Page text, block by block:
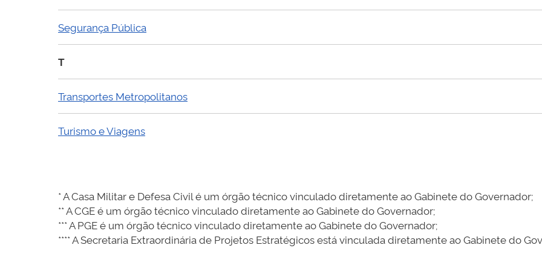
Segurança Pública
T
Transportes Metropolitanos
Turismo e Viagens
* A Casa Militar e Defesa Civil é um órgão técnico vinculado diretamente ao Gabinete do Governador;
** A CGE é um órgão técnico vinculado diretamente ao Gabinete do Governador;
*** A PGE é um órgão técnico vinculado diretamente ao Gabinete do Governador;
**** A Secretaria Extraordinária de Projetos Estratégicos está vinculada diretamente ao Gabinete do